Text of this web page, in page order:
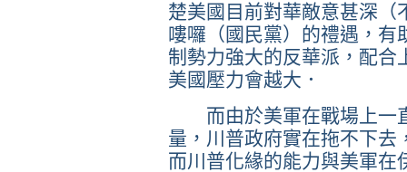
楚美國目前對華敵意甚深（
嘍囉（國民黨）的禮遇，有
制勢力強大的反華派，配合
美國壓力會越大．
而由於美軍在戰場上一
量，川普政府實在拖不下去
而川普化緣的能力與美軍在